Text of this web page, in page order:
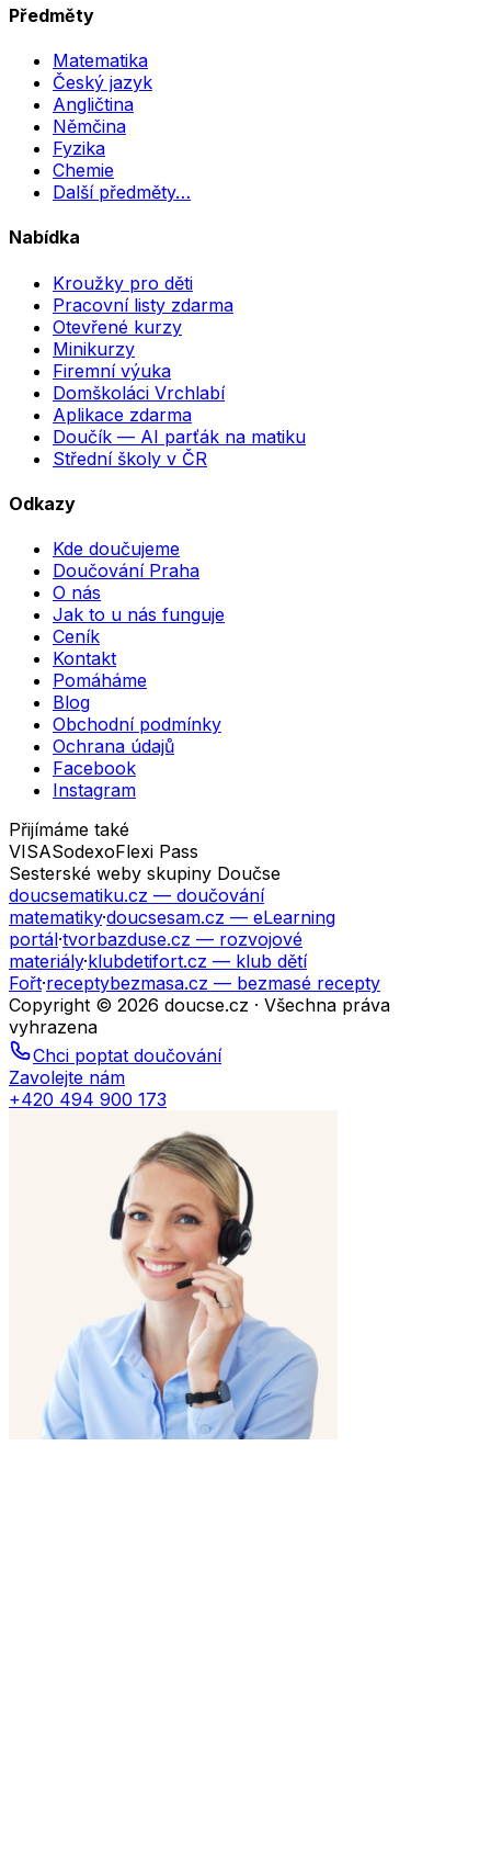
Předměty
Matematika
Český jazyk
Angličtina
Němčina
Fyzika
Chemie
Další předměty…
Nabídka
Kroužky pro děti
Pracovní listy zdarma
Otevřené kurzy
Minikurzy
Firemní výuka
Domškoláci Vrchlabí
Aplikace zdarma
Doučík — AI parťák na matiku
Střední školy v ČR
Odkazy
Kde doučujeme
Doučování Praha
O nás
Jak to u nás funguje
Ceník
Kontakt
Pomáháme
Blog
Obchodní podmínky
Ochrana údajů
Facebook
Instagram
Přijímáme také
VISASodexoFlexi Pass
Sesterské weby skupiny Doučse
doucsematiku.cz — doučování
matematiky·doucsesam.cz — eLearning
portál·tvorbazduse.cz — rozvojové
materiály·klubdetifort.cz — klub dětí
Fořt·receptybezmasa.cz — bezmasé recepty
Copyright © 2026 doucse.cz · Všechna práva
vyhrazena
Chci poptat doučování
Zavolejte nám
+420 494 900 173